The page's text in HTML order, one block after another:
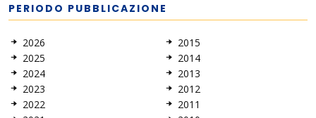
PERIODO PUBBLICAZIONE
2026
2025
2024
2023
2022
2015
2014
2013
2012
2011